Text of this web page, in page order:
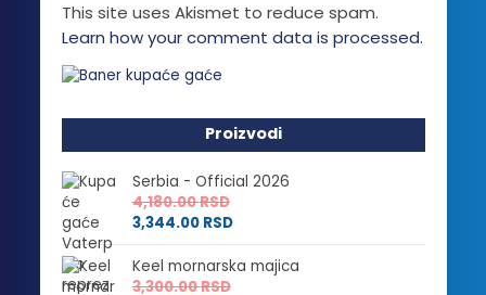
This site uses Akismet to reduce spam.
Learn how your comment data is processed.
Proizvodi
Serbia - Official 2026
4,180.00RSD
3,344.00 RSD
Keel mornarska majica
3,300.00RSD